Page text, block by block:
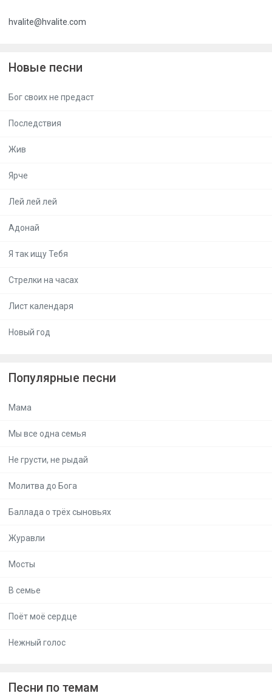
hvalite@hvalite.com
Новые песни
Бог своих не предаст
Последствия
Жив
Ярче
Лей лей лей
Адонай
Я так ищу Тебя
Стрелки на часах
Лист календаря
Новый год
Популярные песни
Мама
Мы все одна семья
Не грусти, не рыдай
Молитва до Бога
Баллада о трёх сыновьях
Журавли
Мосты
В семье
Поёт моё сердце
Нежный голос
Песни по темам